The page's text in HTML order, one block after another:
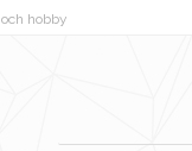
hobby